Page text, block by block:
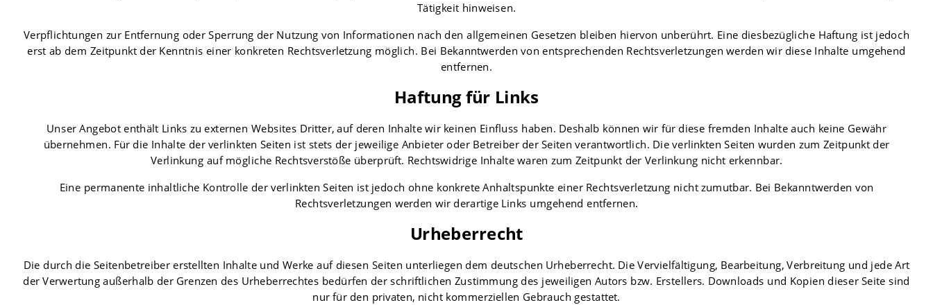
Tätigkeit hinweisen.
Verpflichtungen zur Entfernung oder Sperrung der Nutzung von Informationen nach den allgemeinen Gesetzen bleiben hiervon unberührt. Eine diesbezügliche Haftung ist jedoch
erst ab dem Zeitpunkt der Kenntnis einer konkreten Rechtsverletzung möglich. Bei Bekanntwerden von entsprechenden Rechtsverletzungen werden wir diese Inhalte umgehend
entfernen.
Haftung für Links
Unser Angebot enthält Links zu externen Websites Dritter, auf deren Inhalte wir keinen Einfluss haben. Deshalb können wir für diese fremden Inhalte auch keine Gewähr
übernehmen. Für die Inhalte der verlinkten Seiten ist stets der jeweilige Anbieter oder Betreiber der Seiten verantwortlich. Die verlinkten Seiten wurden zum Zeitpunkt der
Verlinkung auf mögliche Rechtsverstöße überprüft. Rechtswidrige Inhalte waren zum Zeitpunkt der Verlinkung nicht erkennbar.
Eine permanente inhaltliche Kontrolle der verlinkten Seiten ist jedoch ohne konkrete Anhaltspunkte einer Rechtsverletzung nicht zumutbar. Bei Bekanntwerden von
Rechtsverletzungen werden wir derartige Links umgehend entfernen.
Urheberrecht
Die durch die Seitenbetreiber erstellten Inhalte und Werke auf diesen Seiten unterliegen dem deutschen Urheberrecht. Die Vervielfältigung, Bearbeitung, Verbreitung und jede Art
der Verwertung außerhalb der Grenzen des Urheberrechtes bedürfen der schriftlichen Zustimmung des jeweiligen Autors bzw. Erstellers. Downloads und Kopien dieser Seite sind
nur für den privaten, nicht kommerziellen Gebrauch gestattet.